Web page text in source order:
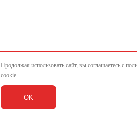
Продолжая использовать сайт, вы соглашаетесь с
cookie.
OK